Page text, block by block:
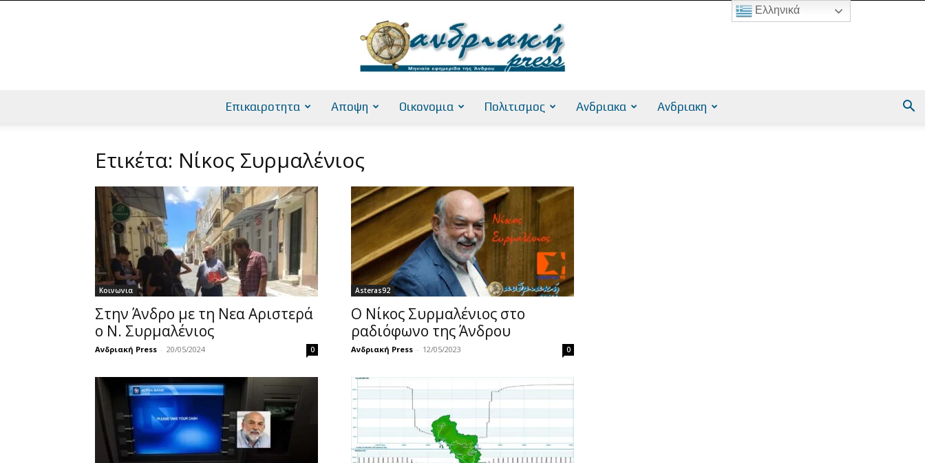
Επικαιροτητα Αποψη Οικονομια Πολιτισμος Ανδριακα Ανδριακη
Ετικέτα: Νίκος Συρμαλένιος
Κοινωνια
Στην Άνδρο με τη Νεα Αριστερά
ο Ν. Συρμαλένιος
Ανδριακή Press - 20/05/2024 0
Asteras92
Ο Νίκος Συρμαλένιος στο
ραδιόφωνο της Άνδρου
Ανδριακή Press - 12/05/2023 0
Ελληνικά